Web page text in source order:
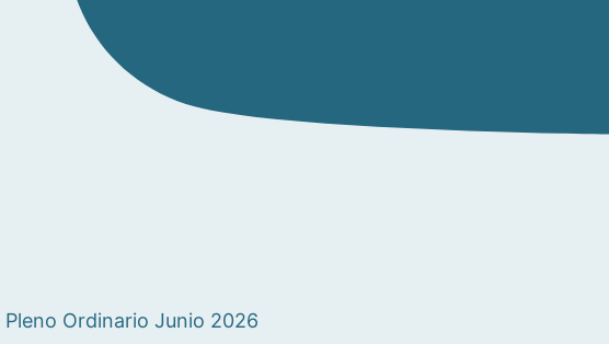
Pleno Ordinario Junio 2026